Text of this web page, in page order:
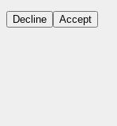
Decline Accept